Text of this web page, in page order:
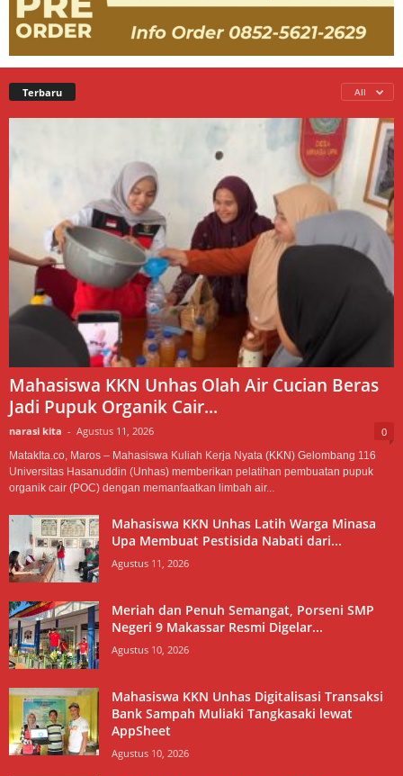
Terbaru All
Mahasiswa KKN Unhas Olah Air Cucian Beras
Jadi Pupuk Organik Cair...
narasi kita - Agustus 11, 2026 0
MatakIta.co, Maros – Mahasiswa Kuliah Kerja Nyata (KKN) Gelombang 116
Universitas Hasanuddin (Unhas) memberikan pelatihan pembuatan pupuk
organik cair (POC) dengan memanfaatkan limbah air...
Mahasiswa KKN Unhas Latih Warga Minasa
Upa Membuat Pestisida Nabati dari...
Agustus 11, 2026
Meriah dan Penuh Semangat, Porseni SMP
Negeri 9 Makassar Resmi Digelar...
Agustus 10, 2026
Mahasiswa KKN Unhas Digitalisasi Transaksi
Bank Sampah Muliaki Tangkasaki lewat
AppSheet
Agustus 10, 2026